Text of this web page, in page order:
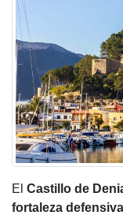
El Castillo de
fortaleza defensiva